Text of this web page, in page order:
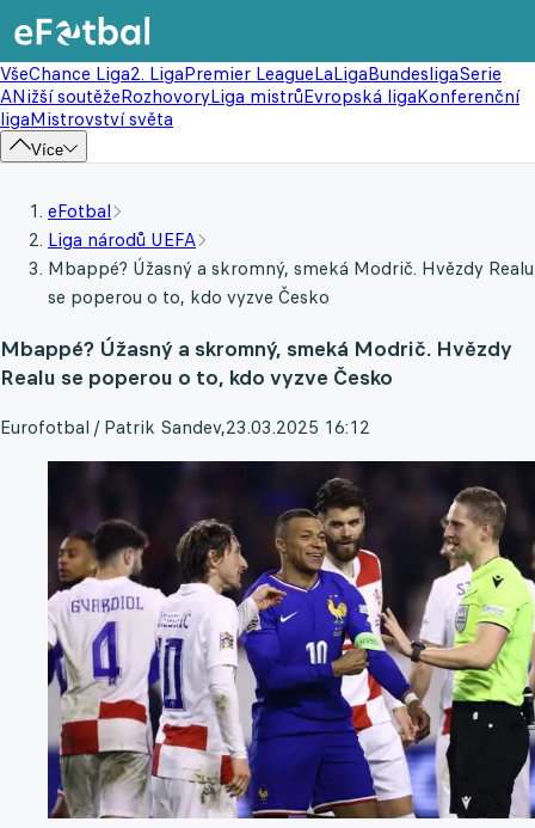
VšeChance Liga2. LigaPremier LeagueLaLigaBundesligaSerie
ANižší soutěžeRozhovoryLiga mistrůEvropská ligaKonferenční
ligaMistrovství světa
Více
eFotbal
Liga národů UEFA
Mbappé? Úžasný a skromný, smeká Modrič. Hvězdy Realu
se poperou o to, kdo vyzve Česko
Mbappé? Úžasný a skromný, smeká Modrič. Hvězdy
Realu se poperou o to, kdo vyzve Česko
Eurofotbal / Patrik Sandev,23.03.2025 16:12